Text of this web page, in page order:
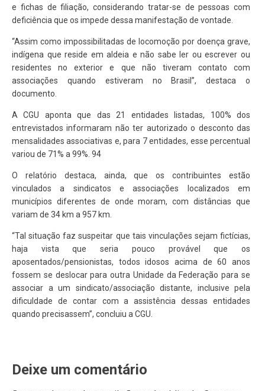
e fichas de filiação, considerando tratar-se de pessoas com
deficiência que os impede dessa manifestação de vontade.
“Assim como impossibilitadas de locomoção por doença grave,
indígena que reside em aldeia e não sabe ler ou escrever ou
residentes no exterior e que não tiveram contato com
associações quando estiveram no Brasil”, destaca o
documento.
A CGU aponta que das 21 entidades listadas, 100% dos
entrevistados informaram não ter autorizado o desconto das
mensalidades associativas e, para 7 entidades, esse percentual
variou de 71% a 99%. 94
O relatório destaca, ainda, que os contribuintes estão
vinculados a sindicatos e associações localizados em
municípios diferentes de onde moram, com distâncias que
variam de 34 km a 957 km.
“Tal situação faz suspeitar que tais vinculações sejam fictícias,
haja vista que seria pouco provável que os
aposentados/pensionistas, todos idosos acima de 60 anos
fossem se deslocar para outra Unidade da Federação para se
associar a um sindicato/associação distante, inclusive pela
dificuldade de contar com a assistência dessas entidades
quando precisassem”, concluiu a CGU.
Deixe um comentário